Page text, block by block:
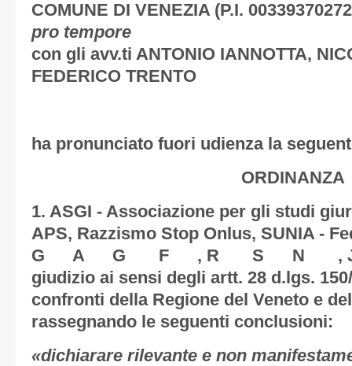
COMUNE DI VENEZIA(P.I.
pro tempore
con gli avv.ti ANTONIO IANNOTTA,
FEDERICO TRENTO
ha pronunciato fuori udienza la
ORDINANZA
1. ASGI - Associazione per gli studi
APS, Razzismo Stop Onlus, SUNIA -
G A G F , R S N , J E
giudizio ai sensi degli artt. 28 d.lgs.
confronti della Regione del Veneto e
rassegnando le seguenti conclusioni:
«dichiarare rilevante e non